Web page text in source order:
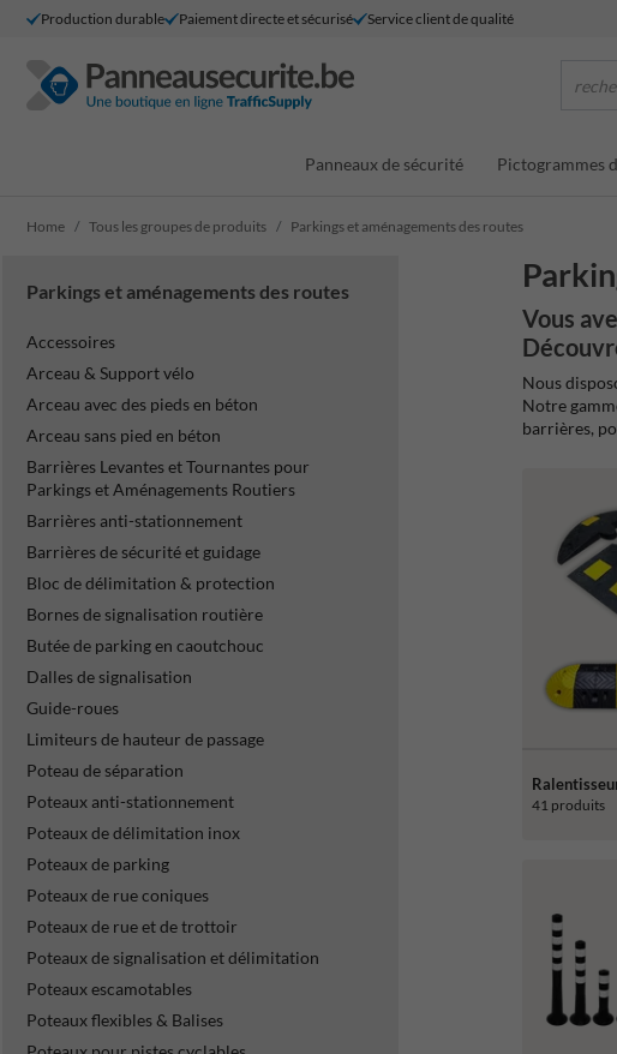
Production durable Paiement directe et sécurisé Service client de qualité
Panneaux de sécurité Pictogrammes
Home Tous les groupes de produits Parkings et aménagements des routes
Parkings et aménagements des routes
Accessoires
Arceau & Support vélo
Arceau avec des pieds en béton
Arceau sans pied en béton
Barrières Levantes et Tournantes pour
Parkings et Aménagements Routiers
Barrières anti-stationnement
Barrières de sécurité et guidage
Bloc de délimitation & protection
Bornes de signalisation routière
Butée de parking en caoutchouc
Dalles de signalisation
Guide-roues
Limiteurs de hauteur de passage
Poteau de séparation
Poteaux anti-stationnement
Poteaux de délimitation inox
Poteaux de parking
Poteaux de rue coniques
Poteaux de rue et de trottoir
Poteaux de signalisation et délimitation
Poteaux escamotables
Poteaux flexibles & Balises
Vous
Nous
Notre
barrières,
41 produits